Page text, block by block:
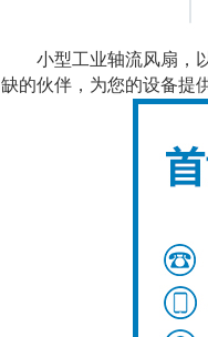
小型工业轴流风扇，以
缺的伙伴，为您的设备提